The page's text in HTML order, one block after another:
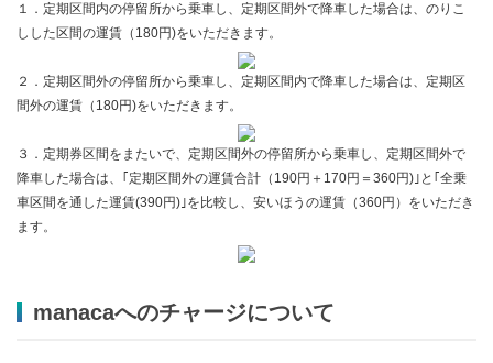
１．定期区間内の停留所から乗車し、定期区間外で降車した場合は、のりこ
しした区間の運賃（180円)をいただきます。
２．定期区間外の停留所から乗車し、定期区間内で降車した場合は、定期区
間外の運賃（180円)をいただきます。
３．定期券区間をまたいで、定期区間外の停留所から乗車し、定期区間外で
降車した場合は、｢定期区間外の運賃合計（190円＋170円＝360円)｣と｢全乗
車区間を通した運賃(390円)｣を比較し、安いほうの運賃（360円）をいただき
ます。
manacaへのチャージについて